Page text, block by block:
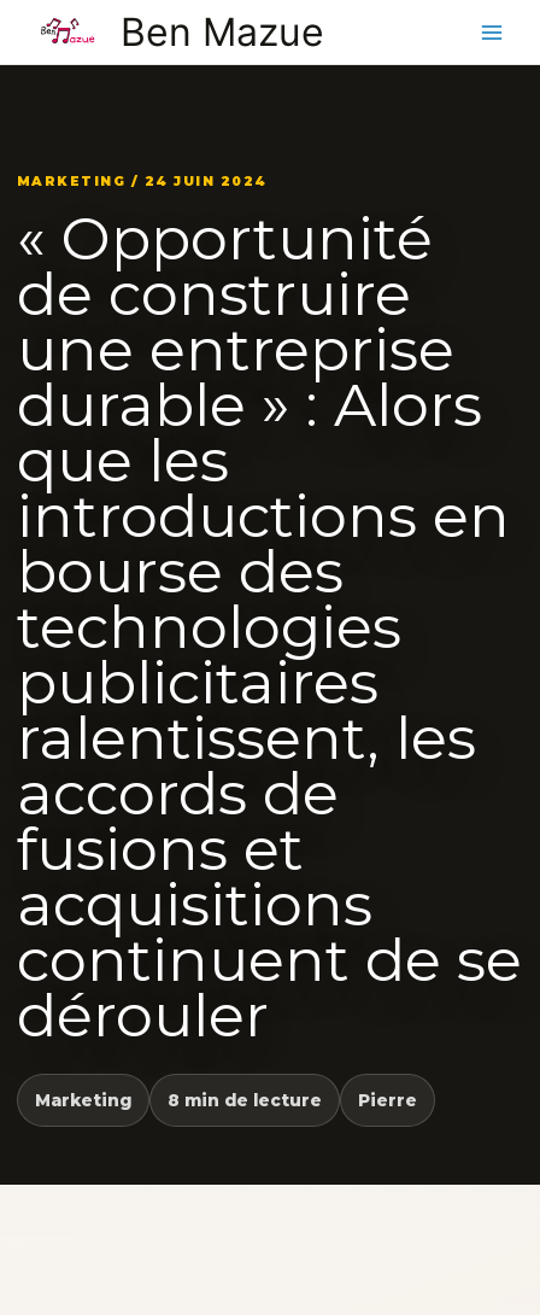
contenu
Ben Mazue
MARKETING / 24 JUIN 2024
« Opportunité
de construire
une entreprise
durable » : Alors
que les
introductions en
bourse des
technologies
publicitaires
ralentissent, les
accords de
fusions et
acquisitions
continuent de se
dérouler
Marketing 8 min de lecture Pierre